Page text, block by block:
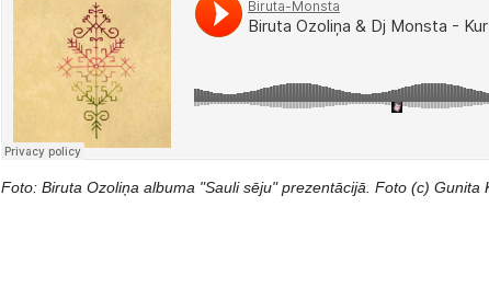
Foto: Biruta Ozoliņa albuma "Sauli sēju" prezentācijā. Foto (c) Gunita